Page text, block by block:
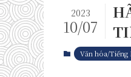
2023
10/07
Văn hóa/Tiếng